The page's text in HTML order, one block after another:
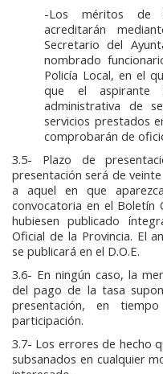
-Los méritos de
acreditarán
Secretario del
nombrado
Policía Local, en el
que el aspirante
administrativa de
servicios prestados
comprobarán de
3.5- Plazo de
presentación será de
a aquel en que
convocatoria en el Boletín
hubiesen publicado
Oficial de la Provincia. El
se publicará en el D.O.E.
3.6- En ningún caso, la
del pago de la tasa
presentación, en
participación.
3.7- Los errores de hecho
subsanados en cualquier